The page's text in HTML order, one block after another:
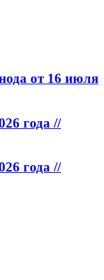
от 16 июля
года //
года //